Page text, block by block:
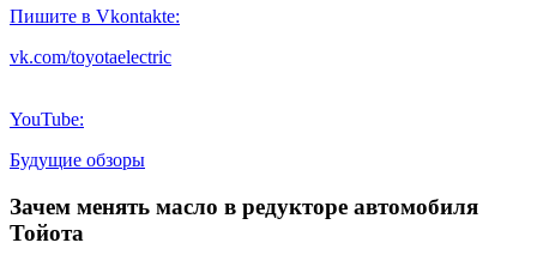
Пишите в Vkontakte:
vk.com/toyotaelectric
YouTube:
Будущие обзоры
Зачем менять масло в редукторе автомобиля
Тойота